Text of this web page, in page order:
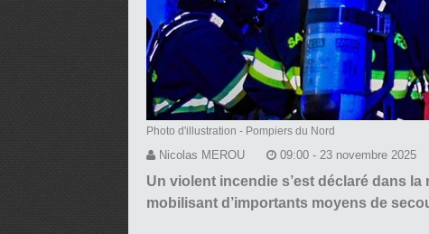
Photo d'illustration - Pompiers du Nord
Nicolas MEROU 09:00 - 23 novembre 2025
Un violent incendie s’est déclaré dans
mobilisant d’importants moyens de